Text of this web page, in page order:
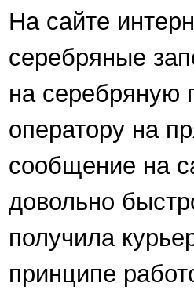
На сайте
серебряные
на серебряную
оператору на
сообщение на
довольно
получила
принципе